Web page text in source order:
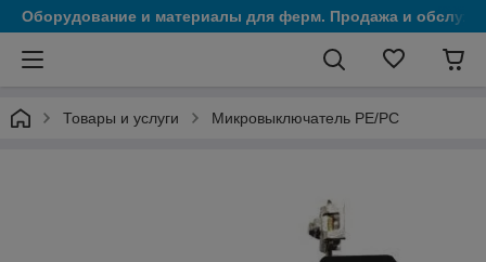
Оборудование и материалы для ферм. Продажа и
Товары и услуги Микровыключатель PE/PC